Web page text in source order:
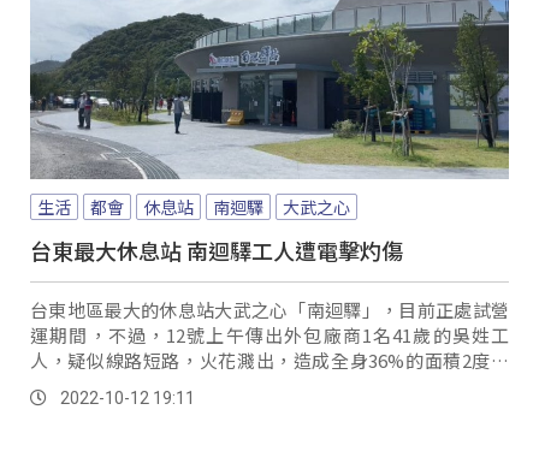
生活 都會 休息站 南迴驛 大武之心
台東最大休息站 南迴驛工人遭電擊灼傷
台東地區最大的休息站大武之心「南迴驛」，目前正處試營
運期間，不過，12號上午傳出外包廠商1名41歲的吳姓工
人，疑似線路短路，火花濺出，造成全身36%的面積2度灼
傷，所幸工人意識清楚，救護人員到場後先行...。
2022-10-12 19:11